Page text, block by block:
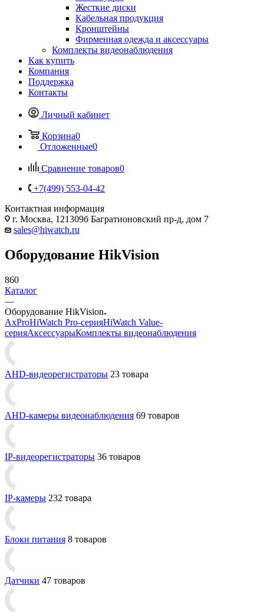
Жесткие диски
Кабельная продукция
Кронштейны
Фирменная одежда и аксессуары
Комплекты видеонаблюдения
Как купить
Компания
Поддержка
Контакты
Личный кабинет
Корзина0
Отложенные0
Сравнение товаров0
+7(499) 553-04-42
Контактная информация
г. Москва, 121309б Багратионовский пр-д, дом 7
sales@hiwatch.ru
Оборудование HikVision
860
Каталог
—
Оборудование HikVision
AxProHiWatch Pro-серияHiWatch Value-
серияАксессуарыКомплекты видеонаблюдения
AHD-видеорегистраторы 23 товара
AHD-камеры видеонаблюдения 69 товаров
IP-видеорегистраторы 36 товаров
IP-камеры 232 товара
Блоки питания 8 товаров
Датчики 47 товаров